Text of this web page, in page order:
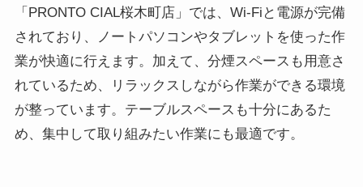
「PRONTO CIAL桜木町店」では、Wi-Fiと電源が完備
されており、ノートパソコンやタブレットを使った作
業が快適に行えます。加えて、分煙スペースも用意さ
れているため、リラックスしながら作業ができる環境
が整っています。テーブルスペースも十分にあるた
め、集中して取り組みたい作業にも最適です。